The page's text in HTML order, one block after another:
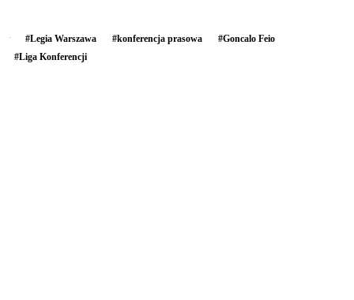
#Legia Warszawa #konferencja prasowa #Goncalo Feio
#Liga Konferencji